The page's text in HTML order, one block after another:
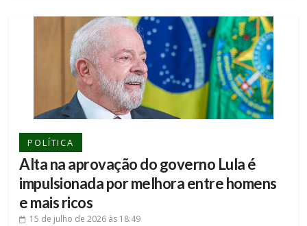
POLÍTICA
Alta na aprovação do governo Lula é
impulsionada por melhora entre homens
e mais ricos
15 de julho de 2026 às 18:49